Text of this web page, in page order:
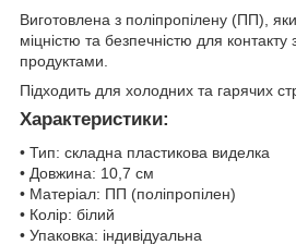
Виготовлена з поліпропілену (ПП),
міцністю та безпечністю для
продуктами.
Підходить для холодних та гарячих
Характеристики:
• Тип: складна пластикова виделка
• Довжина: 10,7 см
• Матеріал: ПП (поліпропілен)
• Колір: білий
• Упаковка: індивідуальна